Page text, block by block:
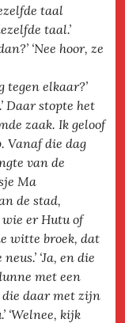
taal
taal.’
‘Nee hoor, ze
tegen elkaar?’
Daar stopte het
zaak. Ik geloof
Vanaf die dag
van de
Ma
de stad,
er Hutu of
witte broek, dat
‘Ja, en die
met een
die daar met zijn
‘Welnee, kijk